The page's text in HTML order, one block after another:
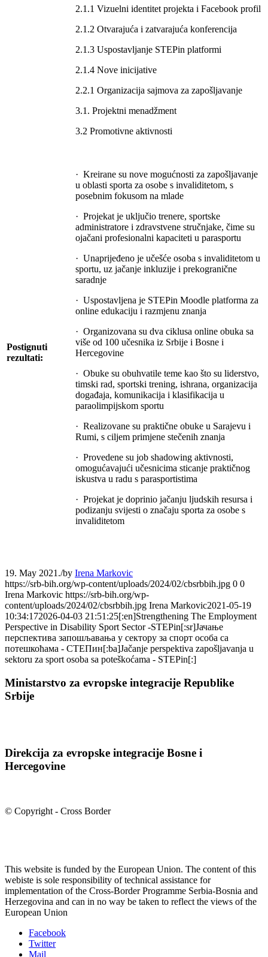
2.1.1 Vizuelni identitet projekta i Facebook profil
2.1.2 Otvarajuća i zatvarajuća konferencija
2.1.3 Uspostavljanje STEPin platformi
2.1.4 Nove inicijative
2.2.1 Organizacija sajmova za zapošljavanje
3.1. Projektni menadžment
3.2 Promotivne aktivnosti
Postignuti
rezultati:
· Kreirane su nove mogućnosti za zapošljavanje
u oblasti sporta za osobe s invaliditetom, s
posebnim fokusom na mlade
· Projekat je uključio trenere, sportske
administratore i zdravstvene stručnjake, čime su
ojačani profesionalni kapaciteti u parasportu
· Unaprijeđeno je učešće osoba s invaliditetom u
sportu, uz jačanje inkluzije i prekogranične
saradnje
· Uspostavljena je STEPin Moodle platforma za
online edukaciju i razmjenu znanja
· Organizovana su dva ciklusa online obuka sa
više od 100 učesnika iz Srbije i Bosne i
Hercegovine
· Obuke su obuhvatile teme kao što su liderstvo,
timski rad, sportski trening, ishrana, organizacija
događaja, komunikacija i klasifikacija u
paraolimpijskom sportu
· Realizovane su praktične obuke u Sarajevu i
Rumi, s ciljem primjene stečenih znanja
· Provedene su job shadowing aktivnosti,
omogućavajući učesnicima sticanje praktičnog
iskustva u radu s parasportistima
· Projekat je doprinio jačanju ljudskih resursa i
podizanju svijesti o značaju sporta za osobe s
invaliditetom
19. May 2021./by Irena Markovic
https://srb-bih.org/wp-content/uploads/2024/02/cbsrbbih.jpg 0 0
Irena Markovic https://srb-bih.org/wp-
content/uploads/2024/02/cbsrbbih.jpg Irena Markovic2021-05-19
10:34:172026-04-03 21:51:25[:en]Strengthening The Employment
Perspective in Disability Sport Sector -STEPin[:sr]Јачање
перспектива запошљавања у сектору за спорт особа са
потешкоћама - СТЕПин[:ba]Jačanje perspektiva zapošljavanja u
sektoru za sport osoba sa poteškoćama - STEPin[:]
Ministarstvo za evropske integracije Republike
Srbije
Direkcija za evropske integracije Bosne i
Hercegovine
© Copyright - Cross Border
This website is funded by the European Union. The content of this
webiste is sole responsibility of technical assistance for
implementation of the Cross-Border Programme Serbia-Bosnia and
Herzegovina and can in no way be taken to reflect the views of the
European Union
Facebook
Twitter
Mail